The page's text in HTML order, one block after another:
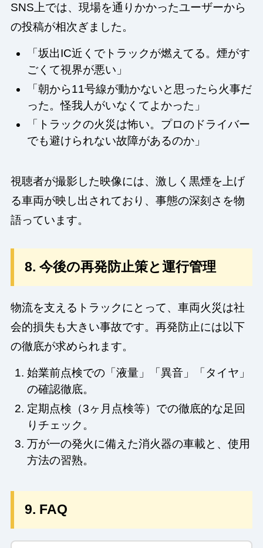
SNS上では、現場を通りかかったユーザーから
の投稿が相次ぎました。
「坂出IC近くでトラックが燃えてる。煙がす
ごくて視界が悪い」
「朝から11号線が動かないと思ったら火事だ
った。怪我人がいなくてよかった」
「トラックの火災は怖い。プロのドライバー
でも避けられない故障があるのか」
視聴者が撮影した映像には、激しく黒煙を上げ
る車両が映し出されており、事態の深刻さを物
語っています。
8. 今後の再発防止策と運行管理
物流を支えるトラックにとって、車両火災は社
会的損失も大きい事故です。再発防止には以下
の徹底が求められます。
始業前点検での「液量」「異音」「タイヤ」
の確認徹底。
定期点検（3ヶ月点検等）での徹底的な足回
りチェック。
万が一の発火に備えた消火器の車載と、使用
方法の習熟。
9. FAQ